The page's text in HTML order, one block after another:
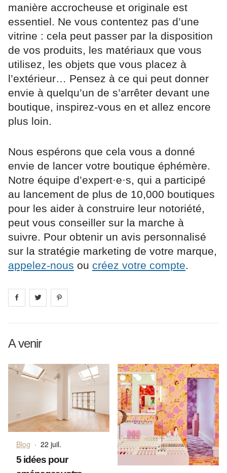
manière accrocheuse et originale est
essentiel. Ne vous contentez pas d’une
vitrine : cela peut passer par la disposition
de vos produits, les matériaux que vous
utilisez, les objets que vous placez à
l’extérieur… Pensez à ce qui peut donner
envie à quelqu’un de s’arrêter devant une
boutique, inspirez-vous en et allez encore
plus loin.
Nous espérons que cela vous a donné
envie de lancer votre boutique éphémère.
Notre équipe d’expert·e·s, qui a participé
au lancement de plus de 10,000 boutiques
pour les aider à construire leur notoriété,
peut vous conseiller sur la marche à
suivre. Pour obtenir un avis personnalisé
sur la stratégie marketing de votre marque,
appelez-nous ou créez votre compte.
Share on facebook
Share on
A venir
Blog · 22 juil.
5 idées pour